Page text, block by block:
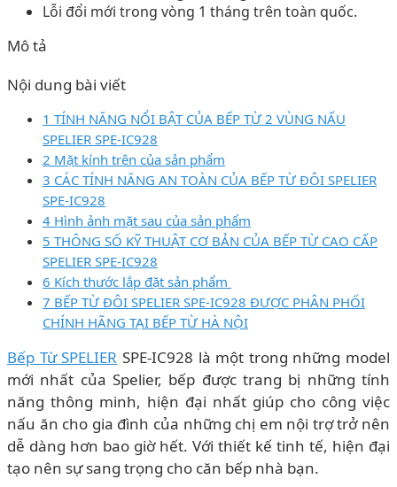
Lỗi đổi mới trong vòng 1 tháng trên toàn quốc.
Mô tả
Nội dung bài viết
1 TÍNH NĂNG NỔI BẬT CỦA BẾP TỪ 2 VÙNG NẤU
SPELIER SPE-IC928
2 Mặt kính trên của sản phẩm
3 CÁC TÍNH NĂNG AN TOÀN CỦA BẾP TỪ ĐÔI SPELIER
SPE-IC928
4 Hình ảnh mặt sau của sản phẩm
5 THÔNG SỐ KỸ THUẬT CƠ BẢN CỦA BẾP TỪ CAO CẤP
SPELIER SPE-IC928
6 Kích thước lắp đặt sản phẩm
7 BẾP TỪ ĐÔI SPELIER SPE-IC928 ĐƯỢC PHÂN PHỐI
CHÍNH HÃNG TẠI BẾP TỪ HÀ NỘI
Bếp Từ SPELIER SPE-IC928 là một trong những model
mới nhất của Spelier, bếp được trang bị những tính
năng thông minh, hiện đại nhất giúp cho công việc
nấu ăn cho gia đình của những chị em nội trợ trở nên
dễ dàng hơn bao giờ hết. Với thiết kế tinh tế, hiện đại
tạo nên sự sang trọng cho căn bếp nhà bạn.